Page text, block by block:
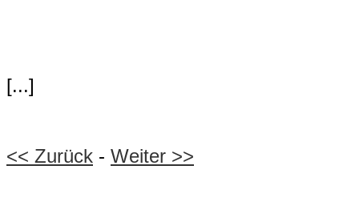
[...]
<< Zurück - Weiter >>